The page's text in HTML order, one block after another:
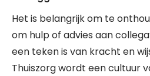
Het is belangrijk om te
om hulp of advies aan
een teken is van kracht en
Thuiszorg wordt een cultuur